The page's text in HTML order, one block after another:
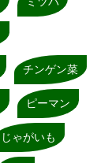
チンゲン菜
ピーマン
じゃがいも